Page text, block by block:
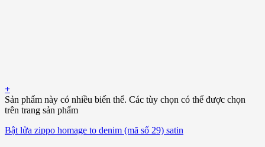
+
Sản phẩm này có nhiều biến thể. Các tùy chọn có thể được chọn
trên trang sản phẩm
Bật lửa zippo homage to denim (mã số 29) satin